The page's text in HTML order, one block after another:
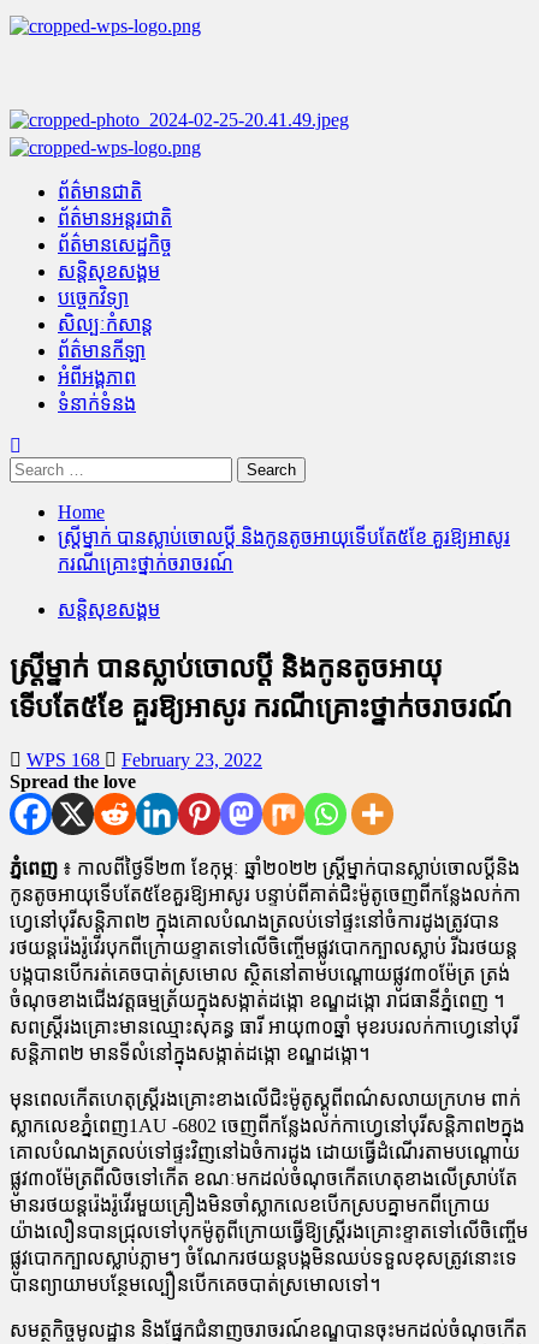
Skip
to
Primary
ព័ត៌មានជាតិ
ព័ត៌មានអន្តរជាតិ
ព័ត៌មានសេដ្ឋកិច្ច
សន្តិសុខសង្គម
បច្ចេកវិទ្យា
សិល្បៈកំសាន្ត
ព័ត៌មានកីឡា
អំពីអង្គភាព
ទំនាក់ទំនង
Search
for:
Home
ស្ត្រីម្នាក់ បានស្លាប់ចោលប្ដី និងកូនតូចអាយុទើបតែ៥ខែ គួរឱ្យអាសូរ
ករណីគ្រោះថ្នាក់ចរាចរណ៍
សន្តិសុខសង្គម
ស្ត្រីម្នាក់ បានស្លាប់ចោលប្ដី និងកូនតូចអាយុ
ទើបតែ៥ខែ គួរឱ្យអាសូរ ករណីគ្រោះថ្នាក់ចរាចរណ៍
WPS 168
February 23, 2022
Spread the love
ភ្នំពេញ ៖ កាលពីថ្ងៃទី២៣ ខែកុម្ភៈ ឆ្នាំ២០២២ ស្ត្រីម្នាក់បានស្លាប់ចោលប្ដីនិង
កូនតូចអាយុទើបតែ៥ខែគួរឱ្យអាសូរ បន្ទាប់ពីគាត់ជិះម៉ូតូចេញពីកន្លែងលក់កា
ហ្វេនៅបុរីសន្តិភាព២ ក្នុងគោលបំណងត្រលប់ទៅផ្ទះនៅចំការដូងត្រូវបាន
រថយន្តរ៉េងរ៉ូវើរបុកពីក្រោយខ្ទាតទៅលើចិញ្ចើមផ្លូវបោកក្បាលស្លាប់ រីឯរថយន្ត
បង្កបានបើករត់គេចបាត់ស្រមោល ស្ថិតនៅតាមបណ្ដោយផ្លូវ៣០ម៉ែត្រ ត្រង់
ចំណុចខាងជើងវត្តធម្មត្រ័យក្នុងសង្កាត់ដង្កោ ខណ្ឌដង្កោ រាជធានីភ្នំពេញ ។
សពស្ត្រីរងគ្រោះមានឈ្មោះសុគន្ធ ធារី អាយុ៣០ឆ្នាំ មុខរបរលក់កាហ្វេនៅបុរី
សន្តិភាព២ មានទីលំនៅក្នុងសង្កាត់ដង្កោ ខណ្ឌដង្កោ។
មុនពេលកើតហេតុស្ត្រីរងគ្រោះខាងលើជិះម៉ូតូស្គូពីពណ៌សលាយក្រហម ពាក់
ស្លាកលេខភ្នំពេញ1AU -6802 ចេញពីកន្លែងលក់កាហ្វេនៅបុរីសន្តិភាព២ក្នុង
គោលបំណងត្រលប់ទៅផ្ទះវិញនៅឯចំការដូង ដោយធ្វើដំណើរតាមបណ្ដោយ
ផ្លូវ៣០ម៉ែត្រពីលិចទៅកើត ខណៈមកដល់ចំណុចកើតហេតុខាងលើស្រាប់តែ
មានរថយន្តរ៉េងរ៉ូវើរមួយគ្រឿងមិនចាំស្លាកលេខបើកស្របគ្នាមកពីក្រោយ
យ៉ាងលឿនបានជ្រុលទៅបុកម៉ូតូពីក្រោយធ្វើឱ្យស្ត្រីរងគ្រោះខ្ទាតទៅលើចិញ្ចើម
ផ្លូវបោកក្បាលស្លាប់ភ្លាមៗ ចំណែករថយន្តបង្កមិនឈប់ទទួលខុសត្រូវនោះទេ
បានព្យាយាមបន្ថែមល្បឿនបើកគេចបាត់ស្រមោលទៅ។
សមត្ថកិច្ចមូលដ្ឋាន និងផ្នែកជំនាញចរាចរណ៍ខណ្ឌបានចុះមកដល់ចំណុចកើត